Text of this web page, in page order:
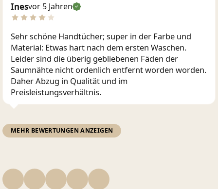
Inesvor 5 Jahren
Sehr schöne Handtücher; super in der Farbe und
Material: Etwas hart nach dem ersten Waschen.
Leider sind die überig gebliebenen Fäden der
Saumnähte nicht ordenlich entfernt worden worden.
Daher Abzug in Qualität und im
Preisleistungsverhältnis.
MEHR BEWERTUNGEN ANZEIGEN